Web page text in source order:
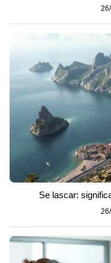
Se lascar: